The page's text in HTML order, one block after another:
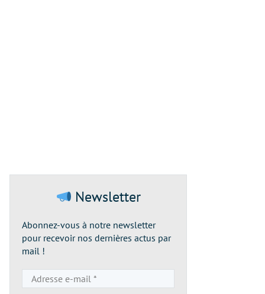
Newsletter
Abonnez-vous à notre newsletter
pour recevoir nos dernières actus par
mail !
e-